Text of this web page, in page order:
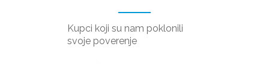
Kupci koji su nam poklonili
svoje poverenje